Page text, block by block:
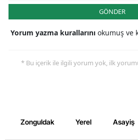
GÖNDER
Yorum yazma kurallarını okumuş ve
* Bu içerik ile ilgili yorum yok, ilk
Zonguldak Yerel Asayiş